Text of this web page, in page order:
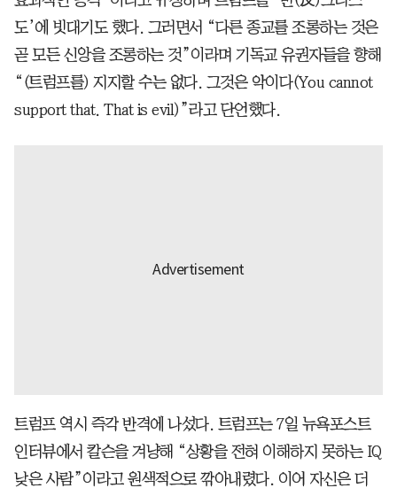
도’에 빗대기도 했다. 그러면서 “다른 종교를 조롱하는 것은
곧 모든 신앙을 조롱하는 것”이라며 기독교 유권자들을 향해
“(트럼프를) 지지할 수는 없다. 그것은 악이다(You cannot
support that. That is evil)”라고 단언했다.
트럼프 역시 즉각 반격에 나섰다. 트럼프는 7일 뉴욕포스트
인터뷰에서 칼슨을 겨냥해 “상황을 전혀 이해하지 못하는 IQ
낮은 사람”이라고 원색적으로 깎아내렸다. 이어 자신은 더